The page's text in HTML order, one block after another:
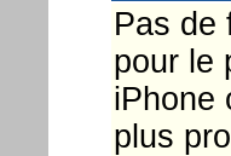
Pas de
pour le
iPhone
plus